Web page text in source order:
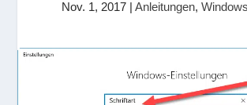
Nov. 1, 2017| Anleitungen,